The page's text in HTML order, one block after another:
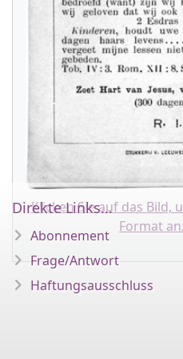
Klicken Sie auf das Bild,
Format
Direkte Links...
Abonnement
Frage/Antwort
Haftungsausschluss